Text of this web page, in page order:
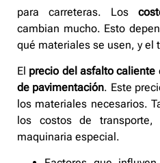
para carreteras. Los
cambian mucho. Esto
qué materiales se usen, y el
El precio del asfalto caliente
de pavimentación. Este
los materiales necesarios.
los costos de
maquinaria especial.